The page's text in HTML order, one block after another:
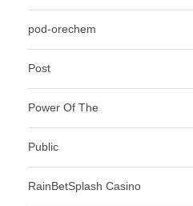
pod-orechem
Post
Power Of The
Public
RainBetSplash Casino